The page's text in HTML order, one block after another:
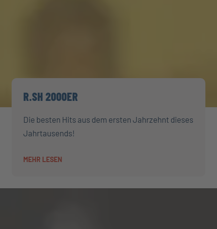
R.SH 2000ER
Die besten Hits aus dem ersten Jahrzehnt dieses
Jahrtausends!
MEHR LESEN